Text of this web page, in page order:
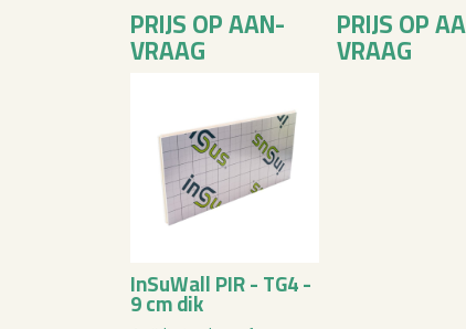
PRIJS OP AAN­
VRAAG
PRIJS OP
VRAAG
In­SuW­all PIR - TG4 -
9 cm dik